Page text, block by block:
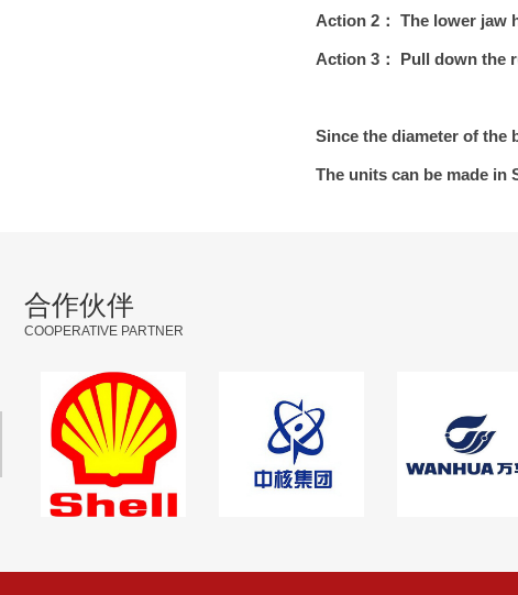
Action 2 ： The lower
Action 3 ： Pull down the
Since the diameter of the
The units can be made in
合作伙伴
COOPERATIVE PARTNER